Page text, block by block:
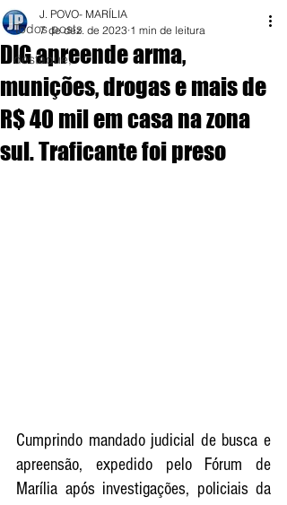
Todos posts
destaque,
DIG apreende arma,
munições, drogas e mais de
R$ 40 mil em casa na zona
sul. Traficante foi preso
J. POVO- MARÍLIA
7 de dez. de 2023 1 min de leitura
Cumprindo mandado judicial de busca e
apreensão, expedido pelo Fórum de
Marília após investigações, policiais da